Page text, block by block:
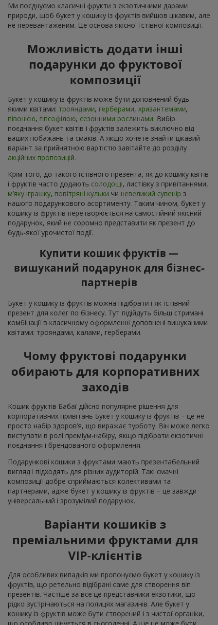
Ми поєднуємо класичні фрукти з екзотичними дарами
природи, щоб букет у кошику із фруктів вийшов цікавим, але
не перевантаженим. Це основа якісної їстівної композиції.
Можливість додати інші
подарунки до фруктової
композиції
Букет у кошику із фруктів може бути доповнений будь–
якими квітами: трояндами, герберами, хризантемами,
півонією, гіпсофілою, сезонними рослинами. Вибір
поєднання букет квітів і фруктів залежить виключно від
ваших побажань та смаків. А якщо хочете знайти цікавий
варіант за прийнятною вартістю завітайте до розділу
акційних пропозицій.
Крім того, до такого їстівного презента, як до кошику квітів
і фруктів часто додають солодощі, листівку з привітаннями,
м’яку іграшку, повітряні кульки чи невеликий сувенір з
нашого подарункового асортименту. Таким чином, букет у
кошику із фруктів перетворюється на самостійний якісний
подарунок, який не соромно представити як презент до
будь-якої урочистої події.
Купити кошик фруктів —
вишуканий подарунок для бізнес-
партнерів
Букет у кошику із фруктів можна підібрати і як їстівний
презент для колег по бізнесу. Тут підійдуть більш стримані
комбінації в класичному оформленні доповнені вишуканими
квітами: трояндами, калами, герберами.
Чому фруктові подарунки
обирають для корпоративних
заходів
Кошик фруктів Бабаї дійсно популярне рішення для
корпоративних привітань Букет у кошику із фруктів – це не
просто набір здоров’я, що виражає турботу. Він може легко
виступати в ролі преміум-набіру, якщо підібрати екзотичні
поєднання і брендованого оформлення.
Подарункові кошики з фруктами мають презентабельний
вигляд і підходять для різних аудиторій. Такі смачні
композиції добре сприймаються колективами та
партнерами, адже букет у кошику із фруктів – це завжди
універсальний і зрозумілий подарунок.
Варіанти кошиків з
преміальними фруктами для
VIP-клієнтів
Для особливих випадків ми пропонуємо букет у кошику із
фруктів, що ретельно відібрані саме для створення віп
презентів. Частіше за все це представники екзотики, що
рідко зустрічаються на полицях магазинів. Але букет у
кошику із фруктів може бути створений і з чистої органіки,
що особливо цінується в сьогоденні. А ще це може бути